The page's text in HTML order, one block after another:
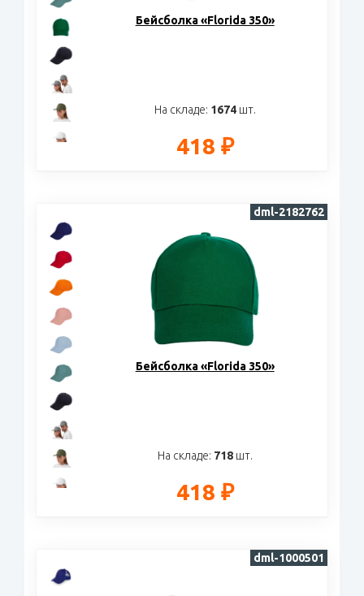
Бейсболка «Florida 350»
На складе: 1674шт.
418 ₽
Бейсболка «Florida 350»
На складе: 718шт.
418 ₽
dml-2182762
dml-1000501